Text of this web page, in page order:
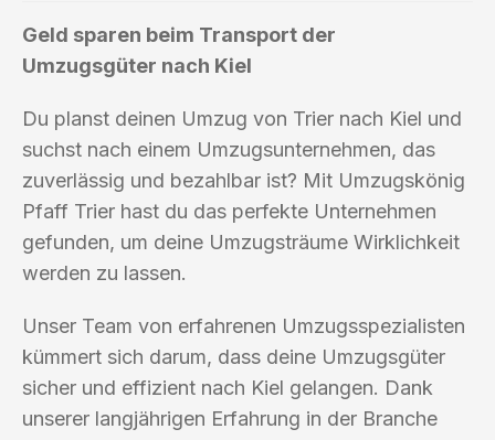
Geld sparen beim Transport der
Umzugsgüter nach Kiel
Du planst deinen Umzug von Trier nach Kiel und
suchst nach einem Umzugsunternehmen, das
zuverlässig und bezahlbar ist? Mit Umzugskönig
Pfaff Trier hast du das perfekte Unternehmen
gefunden, um deine Umzugsträume Wirklichkeit
werden zu lassen.
Unser Team von erfahrenen Umzugsspezialisten
kümmert sich darum, dass deine Umzugsgüter
sicher und effizient nach Kiel gelangen. Dank
unserer langjährigen Erfahrung in der Branche